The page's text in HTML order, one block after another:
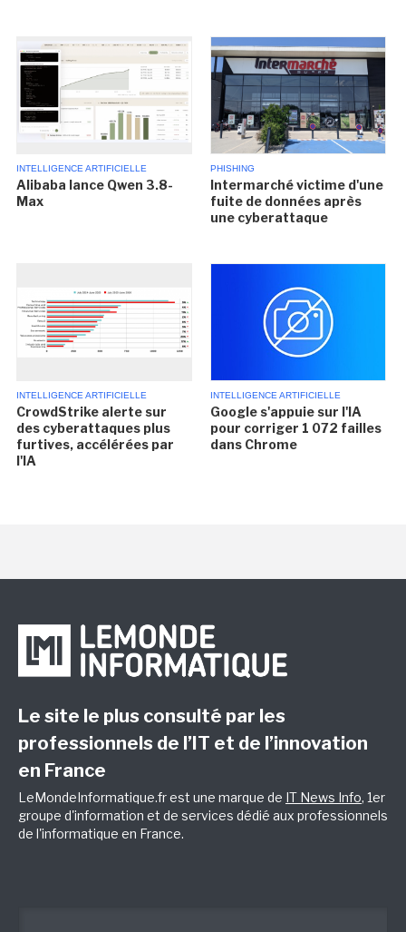
INTELLIGENCE ARTIFICIELLE
Alibaba lance Qwen 3.8-
Max
PHISHING
Intermarché victime d'une
fuite de données après
une cyberattaque
INTELLIGENCE ARTIFICIELLE
CrowdStrike alerte sur
des cyberattaques plus
furtives, accélérées par
l'IA
INTELLIGENCE ARTIFICIELLE
Google s'appuie sur l'IA
pour corriger 1 072 failles
dans Chrome
Le site le plus consulté par les
professionnels de l’IT et de l’innovation
en France
LeMondeInformatique.fr est une marque de IT News Info, 1er
groupe d'information et de services dédié aux professionnels
de l'informatique en France.